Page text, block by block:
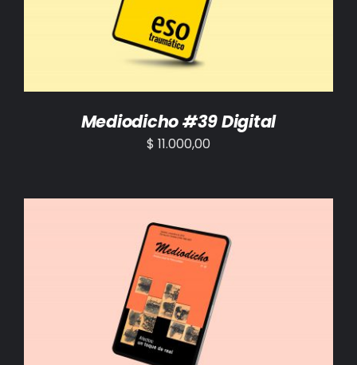
Mediodicho #39 Digital
$ 11.000,00
AÑADIR AL CARRITO /